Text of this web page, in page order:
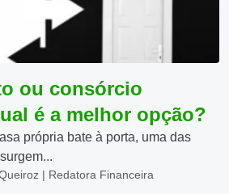
ou consórcio
é a melhor opção?
própria bate à porta, uma das
| Redatora Financeira